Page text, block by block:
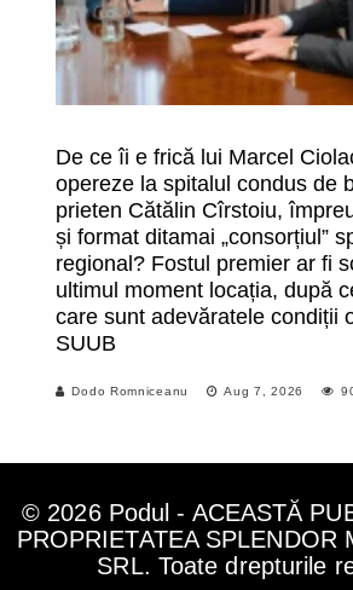
De ce îi e frică lui Marcel
opereze la spitalul condus de
prieten Cătălin Cîrstoiu,
și format ditamai „consorțiul”
regional? Fostul premier ar fi
ultimul moment locația, după
care sunt adevăratele condiții
SUUB
Dodo Romniceanu Aug 7, 2026
© 2026 Podul - ACEASTĂ
PROPRIETATEA SPLENDOR
SRL. Toate drepturile